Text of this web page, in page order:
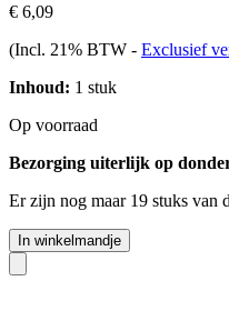
€ 6,09
(Incl. 21% BTW - Exclusief
Inhoud: 1 stuk
Op voorraad
Bezorging uiterlijk op
Er zijn nog maar 19 stuks van
In winkelmandje